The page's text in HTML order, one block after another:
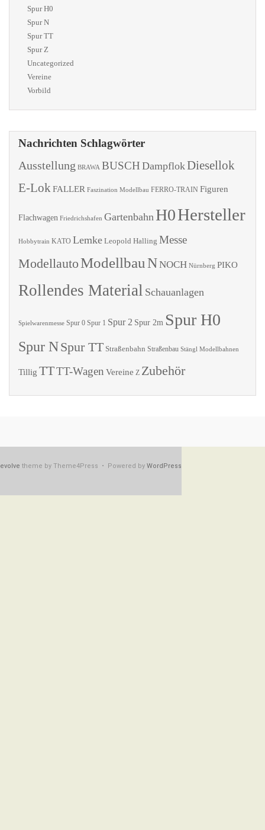
Spur H0
Spur N
Spur TT
Spur Z
Uncategorized
Vereine
Vorbild
Nachrichten Schlagwörter
Ausstellung BRAWA BUSCH DampflokDiesellok
E-LokFALLER Faszination Modellbau FERRO-TRAIN Figuren
Flachwagen Friedrichshafen Gartenbahn H0Hersteller
Hobbytrain KATO Lemke Leopold Halling Messe
ModellautoModellbauNNOCH Nürnberg PIKO
Rollendes Material Schauanlagen
Spielwarenmesse Spur 0 Spur 1 Spur 2 Spur 2m Spur H0
Spur NSpur TT Straßenbahn Straßenbau Stängl Modellbahnen
Tillig TTTT-Wagen Vereine Z Zubehör
evolve theme by Theme4Press • Powered by WordPress